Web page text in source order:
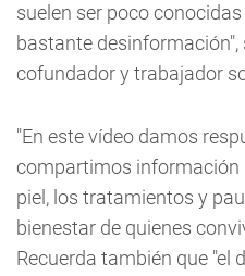
suelen ser poco
bastante
cofundador y trabajador
"En este vídeo damos
compartimos información
piel, los tratamientos y
bienestar de quienes
Recuerda también que "el